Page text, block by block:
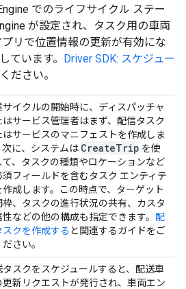
でのライフサイクル ステー
が設定され、タスク用の車両
リで位置情報の更新が有効にな
ています。 Driver SDK: スケジュー
ださい。
サイクルの開始時に、ディスパッチャ
はサービス管理者はまず、配信タスク
はサービスのマニフェストを作成しま
次に、システムは CreateTrip を使
て、タスクの種類やロケーションなど
須フィールドを含むタスク エンティテ
作成します。この時点で、ターゲット
枠、タスクの進行状況の共有、カスタ
性などの他の構成も指定できます。 配
スクを作成する と関連するガイドをご
さい。
タスクをスケジュールすると、配送車
更新リクエストが発行され、車両エン